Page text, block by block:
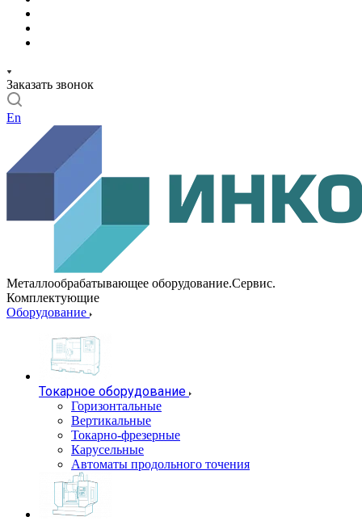
Заказать звонок
En
Металлообрабатывающее оборудование.Сервис.
Комплектующие
Оборудование
Токарное оборудование
Горизонтальные
Вертикальные
Токарно-фрезерные
Карусельные
Автоматы продольного точения